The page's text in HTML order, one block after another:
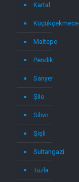
Kartal
Küçükçekmece
Maltepe
Pendik
Sarıyer
Şile
Silivri
Şişli
Sultangazi
Tuzla